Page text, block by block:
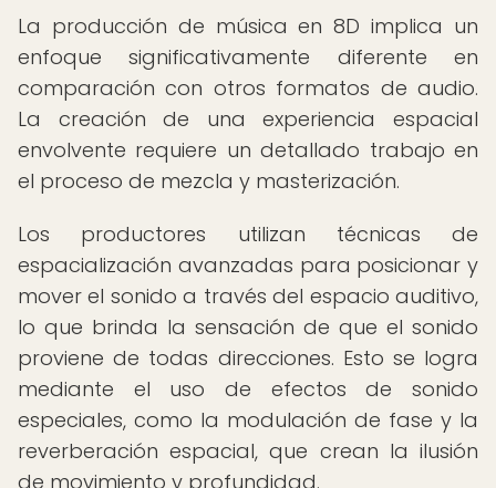
La producción de música en 8D implica un
enfoque significativamente diferente en
comparación con otros formatos de audio.
La creación de una experiencia espacial
envolvente requiere un detallado trabajo en
el proceso de mezcla y masterización.
Los productores utilizan técnicas de
espacialización avanzadas para posicionar y
mover el sonido a través del espacio auditivo,
lo que brinda la sensación de que el sonido
proviene de todas direcciones. Esto se logra
mediante el uso de efectos de sonido
especiales, como la modulación de fase y la
reverberación espacial, que crean la ilusión
de movimiento y profundidad.